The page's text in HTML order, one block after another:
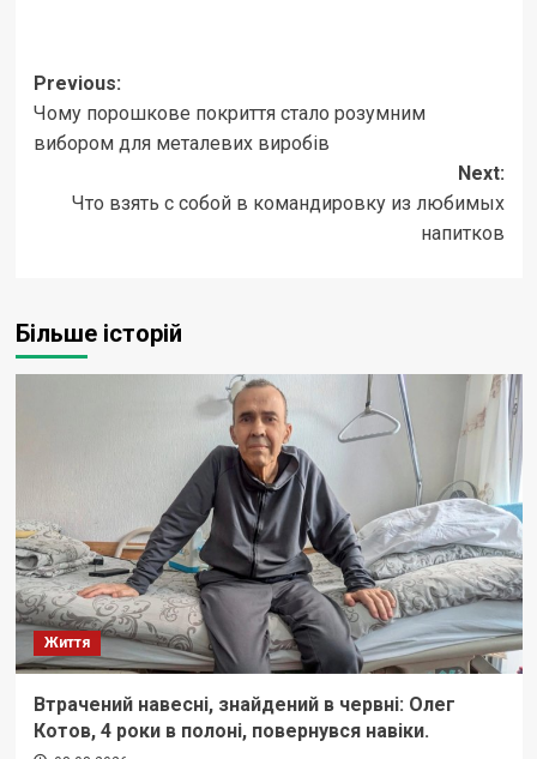
Post
navigation
Previous:
Чому порошкове покриття стало розумним
вибором для металевих виробів
Next:
Что взять с собой в командировку из любимых
напитков
Більше історій
Життя
Втрачений навесні, знайдений в червні: Олег
Котов, 4 роки в полоні, повернувся навіки.